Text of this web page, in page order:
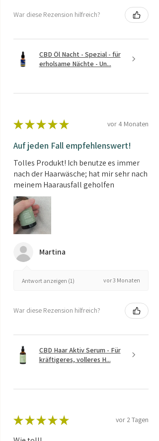
War diese Rezension hilfreich?
CBD Öl Nacht - Spezial - für
erholsame Nächte - Un...
★ ★ ★ ★ ★ vor 4 Monaten
Auf jeden Fall empfehlenswert!
Tolles Produkt! Ich benutze es immer
nach der Haarwäsche; hat mir sehr nach
meinem Haarausfall geholfen
Martina
Antwort anzeigen (1) vor 3 Monaten
War diese Rezension hilfreich?
CBD Haar Aktiv Serum - Für
kräftigeres, volleres H...
★ ★ ★ ★ ★ vor 2 Tagen